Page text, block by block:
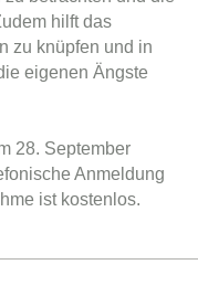
hilft das
zu knüpfen und in
eigenen Ängste
28. September
Anmeldung
ist kostenlos.